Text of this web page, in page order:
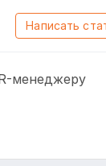
Написать
менеджеру